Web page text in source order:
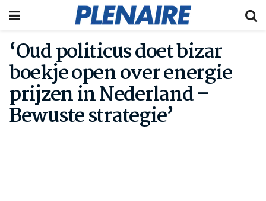
‘Oud politicus doet bizar
boekje open over energie
prijzen in Nederland –
Bewuste strategie’